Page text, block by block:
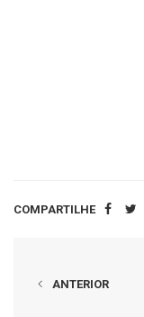
COMPARTILHE
ANTERIOR